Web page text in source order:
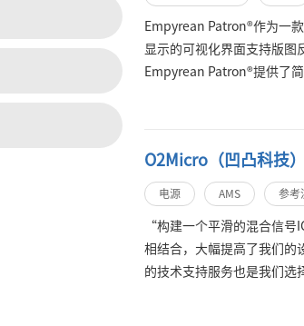
Empyrean Patron®作为一
显示的可视化界面支持版图
Empyrean Patron®提供了
的芯片规模越大，Patron
们提供了及时有效的应用支
【查看更多】
O2Micro（凹凸科技）
电源 AMS 参考
“构建一个平滑的混合信号
相结合，大幅提高了我们
的技术支持服务也是我们选